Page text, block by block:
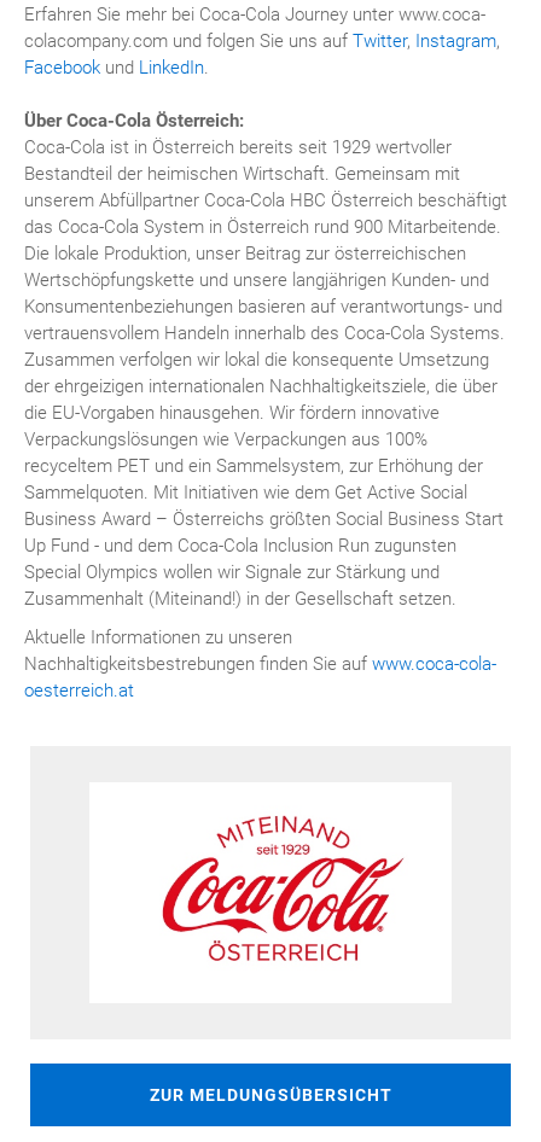
Erfahren Sie mehr bei Coca-Cola Journey unter www.coca-
colacompany.com und folgen Sie uns auf Twitter, Instagram,
Facebook und LinkedIn.
Über Coca-Cola Österreich:
Coca-Cola ist in Österreich bereits seit 1929 wertvoller
Bestandteil der heimischen Wirtschaft. Gemeinsam mit
unserem Abfüllpartner Coca-Cola HBC Österreich beschäftigt
das Coca-Cola System in Österreich rund 900 Mitarbeitende.
Die lokale Produktion, unser Beitrag zur österreichischen
Wertschöpfungskette und unsere langjährigen Kunden- und
Konsumentenbeziehungen basieren auf verantwortungs- und
vertrauensvollem Handeln innerhalb des Coca-Cola Systems.
Zusammen verfolgen wir lokal die konsequente Umsetzung
der ehrgeizigen internationalen Nachhaltigkeitsziele, die über
die EU-Vorgaben hinausgehen. Wir fördern innovative
Verpackungslösungen wie Verpackungen aus 100%
recyceltem PET und ein Sammelsystem, zur Erhöhung der
Sammelquoten. Mit Initiativen wie dem Get Active Social
Business Award – Österreichs größten Social Business Start
Up Fund - und dem Coca-Cola Inclusion Run zugunsten
Special Olympics wollen wir Signale zur Stärkung und
Zusammenhalt (Miteinand!) in der Gesellschaft setzen.
Aktuelle Informationen zu unseren
Nachhaltigkeitsbestrebungen finden Sie auf www.coca-cola-
oesterreich.at
ZUR MELDUNGSÜBERSICHT